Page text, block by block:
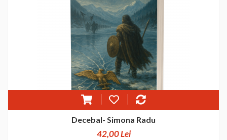
Decebal- Simona Radu
42,00 Lei